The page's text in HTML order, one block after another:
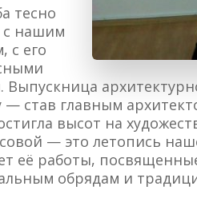
тесно
с нашим
с его
— став главным
высот на
— это летопись
её работы,
обрядам и